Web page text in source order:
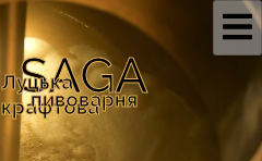
SAGA
Луцька
крафтова
пивоварня